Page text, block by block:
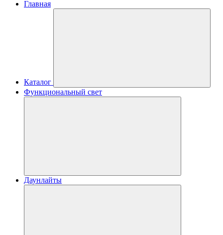
Главная
Каталог
Функциональный свет
Даунлайты